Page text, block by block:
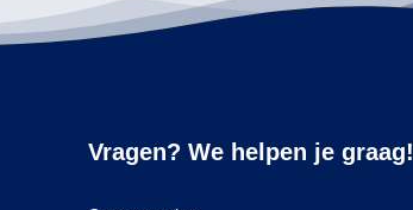
Vragen? We helpen je graag!